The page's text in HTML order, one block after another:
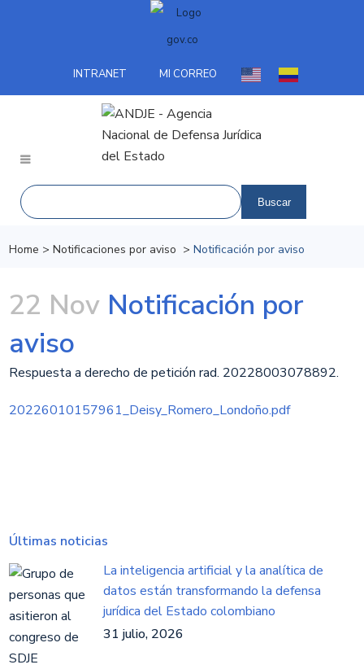
INTRANET MI CORREO
Home >Notificaciones por aviso >Notificación por aviso
22 Nov Notificación por
aviso
Respuesta a derecho de petición rad. 20228003078892.​
20226010157961_Deisy_Romero_Londoño.pdf
Últimas noticias
La inteligencia artificial y la analítica de
datos están transformando la defensa
jurídica del Estado colombiano
31 julio, 2026